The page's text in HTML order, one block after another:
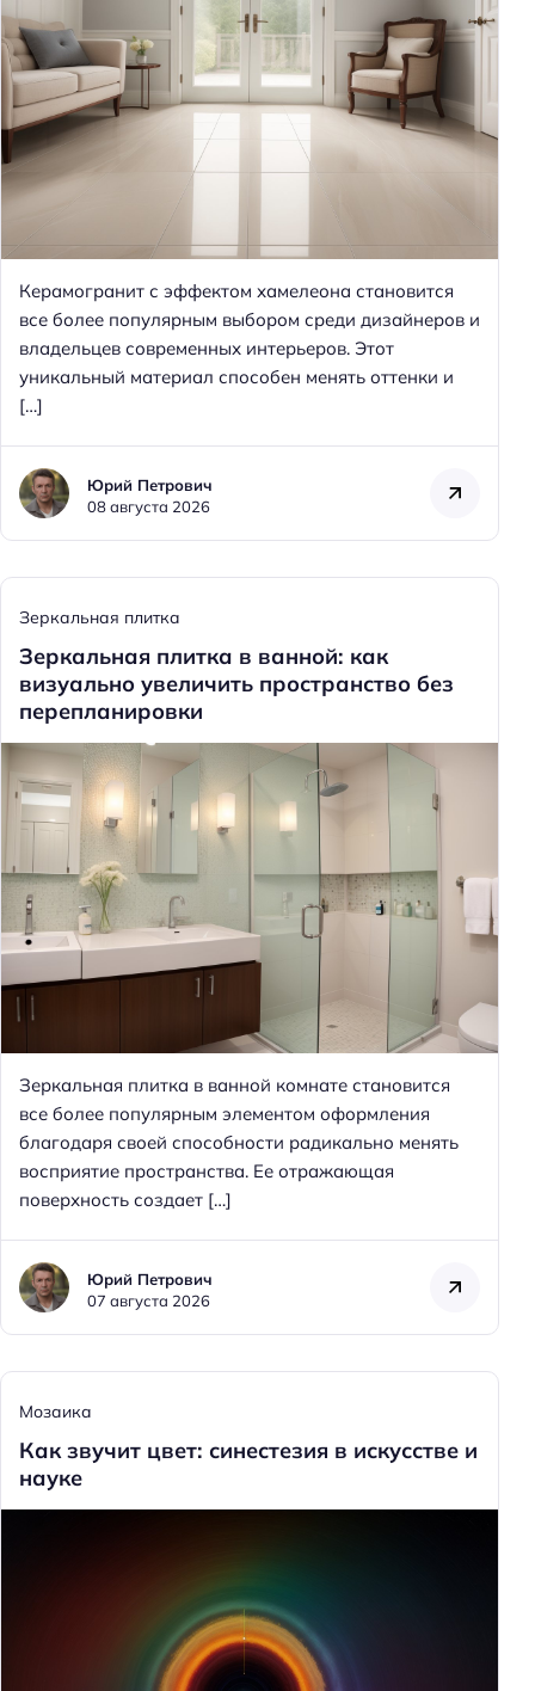
Керамогранит с эффектом хамелеона становится
все более популярным выбором среди дизайнеров и
владельцев современных интерьеров. Этот
уникальный материал способен менять оттенки и
[…]
Юрий Петрович
08 августа 2026
Зеркальная плитка
Зеркальная плитка в ванной: как
визуально увеличить пространство без
перепланировки
Зеркальная плитка в ванной комнате становится
все более популярным элементом оформления
благодаря своей способности радикально менять
восприятие пространства. Ее отражающая
поверхность создает […]
Юрий Петрович
07 августа 2026
Мозаика
Как звучит цвет: синестезия в искусстве и
науке
Н
а
й